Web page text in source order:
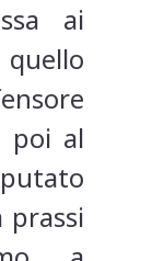
ai
poi al